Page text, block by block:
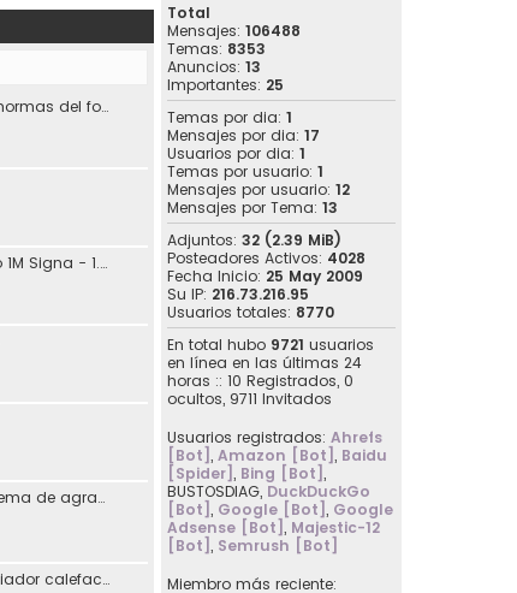
Condiciones de uso y normas del foro.
jdaguilar - SEAT Toledo 1M Signa - 1.8 20V 125CV Automático - 10/2001
Reimplementación sistema de agradecimiento en los posts
[07107] Sustitución radiador calefacción Seat Toledo I
Total
Mensajes: 106488
Temas: 8353
Anuncios: 13
Importantes: 25
Temas por dia: 1
Mensajes por dia: 17
Usuarios por dia: 1
Temas por usuario: 1
Mensajes por usuario: 12
Mensajes por Tema: 13
Adjuntos: 32 (2.39 MiB)
Posteadores Activos: 4028
Fecha Inicio: 25 May 2009
Su IP: 216.73.216.95
Usuarios totales: 8770
En total hubo 9721 usuarios
en línea en las últimas 24
horas :: 10 Registrados, 0
ocultos, 9711 Invitados
Usuarios registrados: Ahrefs
[Bot], Amazon [Bot], Baidu
[Spider], Bing [Bot],
BUSTOSDIAG, DuckDuckGo
[Bot], Google [Bot], Google
Adsense [Bot], Majestic-12
[Bot], Semrush [Bot]
Miembro más reciente: